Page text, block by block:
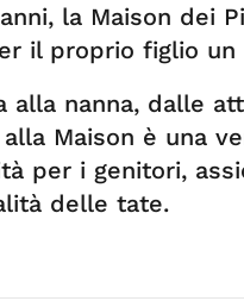
la Maison dei
il proprio figlio un
alla nanna, dalle
Maison è una
per i genitori,
delle tate.